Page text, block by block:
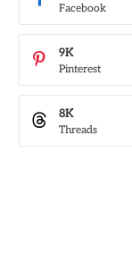
Facebook
Pinterest
9K
Threads
8K